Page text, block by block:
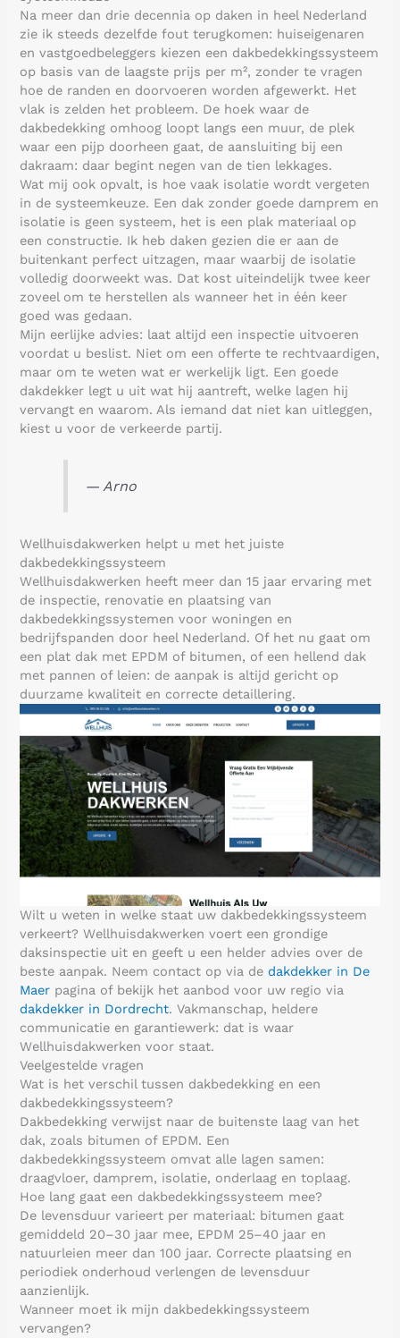
Na meer dan drie decennia op daken in heel Nederland
zie ik steeds dezelfde fout terugkomen: huiseigenaren
en vastgoedbeleggers kiezen een dakbedekkingssysteem
op basis van de laagste prijs per m², zonder te vragen
hoe de randen en doorvoeren worden afgewerkt. Het
vlak is zelden het probleem. De hoek waar de
dakbedekking omhoog loopt langs een muur, de plek
waar een pijp doorheen gaat, de aansluiting bij een
dakraam: daar begint negen van de tien lekkages.
Wat mij ook opvalt, is hoe vaak isolatie wordt vergeten
in de systeemkeuze. Een dak zonder goede damprem en
isolatie is geen systeem, het is een plak materiaal op
een constructie. Ik heb daken gezien die er aan de
buitenkant perfect uitzagen, maar waarbij de isolatie
volledig doorweekt was. Dat kost uiteindelijk twee keer
zoveel om te herstellen als wanneer het in één keer
goed was gedaan.
Mijn eerlijke advies: laat altijd een inspectie uitvoeren
voordat u beslist. Niet om een offerte te rechtvaardigen,
maar om te weten wat er werkelijk ligt. Een goede
dakdekker legt u uit wat hij aantreft, welke lagen hij
vervangt en waarom. Als iemand dat niet kan uitleggen,
kiest u voor de verkeerde partij.
— Arno
Wellhuisdakwerken helpt u met het juiste
dakbedekkingssysteem
Wellhuisdakwerken heeft meer dan 15 jaar ervaring met
de inspectie, renovatie en plaatsing van
dakbedekkingssystemen voor woningen en
bedrijfspanden door heel Nederland. Of het nu gaat om
een plat dak met EPDM of bitumen, of een hellend dak
met pannen of leien: de aanpak is altijd gericht op
duurzame kwaliteit en correcte detaillering.
Wilt u weten in welke staat uw dakbedekkingssysteem
verkeert? Wellhuisdakwerken voert een grondige
daksinspectie uit en geeft u een helder advies over de
beste aanpak. Neem contact op via dedakdekker in De
Maer pagina of bekijk het aanbod voor uw regio via
dakdekker in Dordrecht. Vakmanschap, heldere
communicatie en garantiewerk: dat is waar
Wellhuisdakwerken voor staat.
Veelgestelde vragen
Wat is het verschil tussen dakbedekking en een
dakbedekkingssysteem?
Dakbedekking verwijst naar de buitenste laag van het
dak, zoals bitumen of EPDM. Een
dakbedekkingssysteem omvat alle lagen samen:
draagvloer, damprem, isolatie, onderlaag en toplaag.
Hoe lang gaat een dakbedekkingssysteem mee?
De levensduur varieert per materiaal: bitumen gaat
gemiddeld 20–30 jaar mee, EPDM 25–40 jaar en
natuurleien meer dan 100 jaar. Correcte plaatsing en
periodiek onderhoud verlengen de levensduur
aanzienlijk.
Wanneer moet ik mijn dakbedekkingssysteem
vervangen?